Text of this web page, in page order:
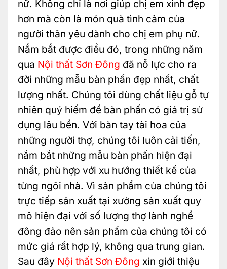
nữ. Không chỉ là nơi giúp chị em xinh đẹp
hơn mà còn là món quà tình cảm của
người thân yêu dành cho chị em phụ nữ.
Nắm bắt được điều đó, trong những năm
qua Nội thất Sơn Đông đã nỗ lực cho ra
đời những mẫu bàn phấn đẹp nhất, chất
lượng nhất. Chúng tôi dùng chất liệu gỗ tự
nhiên quý hiếm để bàn phấn có giá trị sử
dụng lâu bền. Với bàn tay tài hoa của
những người thợ, chúng tôi luôn cải tiến,
nắm bắt những mẫu bàn phấn hiện đại
nhất, phù hợp với xu hướng thiết kế của
từng ngôi nhà. Vì sản phẩm của chúng tôi
trực tiếp sản xuất tại xưởng sản xuất quy
mô hiện đại với số lượng thợ lành nghề
đông đảo nên sản phẩm của chúng tôi có
mức giá rất hợp lý, không qua trung gian.
Sau đây Nội thất Sơn Đông xin giới thiệu